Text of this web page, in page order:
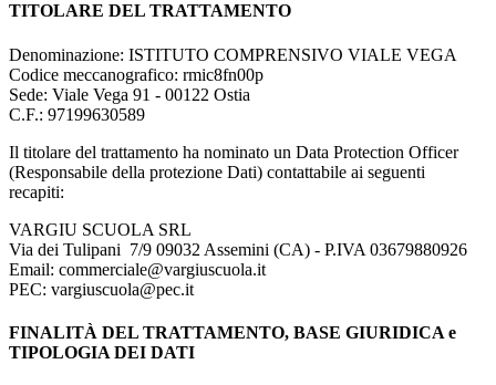
TITOLARE DEL TRATTAMENTO
Denominazione: ISTITUTO COMPRENSIVO VIALE VEGA
Codice meccanografico: rmic8fn00p
Sede: Viale Vega 91 - 00122 Ostia
C.F.: 97199630589
Il titolare del trattamento ha nominato un Data Protection Officer
(Responsabile della protezione Dati) contattabile ai seguenti
recapiti:
VARGIU SCUOLA SRL
Via dei Tulipani 7/9 09032 Assemini (CA) - P.IVA 03679880926
Email: commerciale@vargiuscuola.it
PEC: vargiuscuola@pec.it
FINALITÀ DEL TRATTAMENTO, BASE GIURIDICA e
TIPOLOGIA DEI DATI